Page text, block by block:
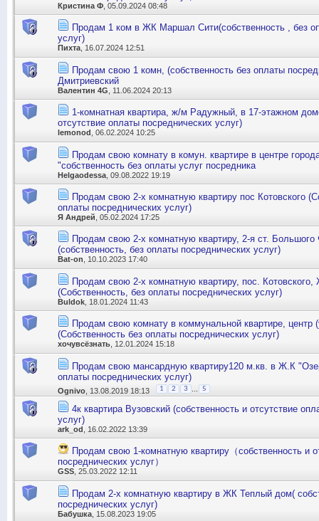
Кристина Ф , 05.09.2024 08:48
Продам 1 ком в ЖК Маршал Сити(собственность , без
услуг)
Пихта , 16.07.2024 12:51
Продам свою 1 комн, (собственность без оплаты
Дмитриевский
Валентин 4G , 11.06.2024 20:13
1-комнатная квартира, ж/м Радужный, в 17-этажном
отсутствие оплаты посреднических услуг)
lemonod , 06.02.2024 10:25
Продам свою комнату в комун. квартире в центре
"собственность без оплаты услуг посредника
Helgaodessa , 09.08.2022 19:19
Продам свою 2-х комнатную квартиру пос Котовского
оплаты посреднических услуг)
Я Андрей , 05.02.2024 17:25
Продам свою 2-х комнатную квартиру, 2-я ст. Большого
(собственность, без оплаты посреднических услуг)
Bat-on, 10.10.2023 17:40
Продам свою 2-х комнатную квартиру, пос.
(Собственность, без оплаты посреднических услуг)
Buldok , 18.01.2024 11:43
Продам свою комнату в коммунальной квартире, центр
(Собственность без оплаты посреднических услуг)
хочувсёзнать, 12.01.2024 15:18
Продам свою мансардную квартиру120 м.кв. в Ж.К
оплаты посреднических услуг)
Ognivo , 13.08.2019 18:13 1 2 3 5
4к квартира Вузовский (собственность и отсутствие
услуг)
ark_od , 16.02.2022 13:39
Продам свою 1-комнатную квартиру（собственность и
посреднических услуг）
GSS , 25.03.2022 12:11
Продам 2-х комнатную квартиру в ЖК Теплый дом(
посреднических услуг)
Бабушка , 15.08.2023 19:05